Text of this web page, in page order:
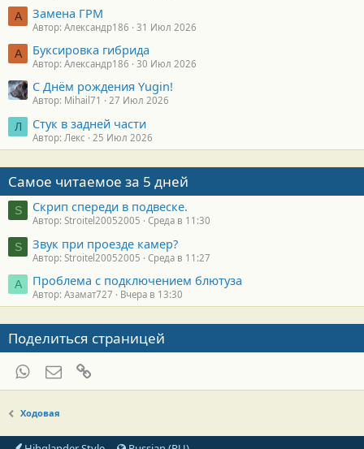
А Замена ГРМ
Автор: Александр186 31 Июл 2026
А Буксировка гибрида
Автор: Александр186 30 Июл 2026
С Днём рождения Yugin!
Автор: Mihail71 27 Июл 2026
Л Стук в задней части
Автор: Лекс 25 Июл 2026
Самое читаемое за 5 дней
S Скрип спереди в подвеске.
Автор: Stroitel20052005 Среда в 11:30
S Звук при проезде камер?
Автор: Stroitel20052005 Среда в 11:27
А Проблема с подключением блютуза
Автор: Азамат727 Вчера в 13:30
Поделиться страницей
WhatsAppЭлектронная почта
Ходовая